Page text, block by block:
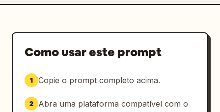
Como usar este prompt
1 Copie o prompt completo acima.
2
Abra uma plataforma compatível com o